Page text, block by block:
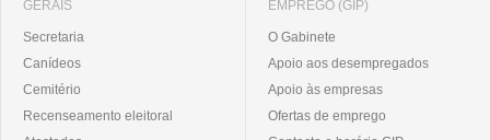
GERAIS
Secretaria
Canídeos
Cemitério
Recenseamento eleitoral
EMPREGO (GIP)
O Gabinete
Apoio aos desempregados
Apoio às empresas
Ofertas de emprego